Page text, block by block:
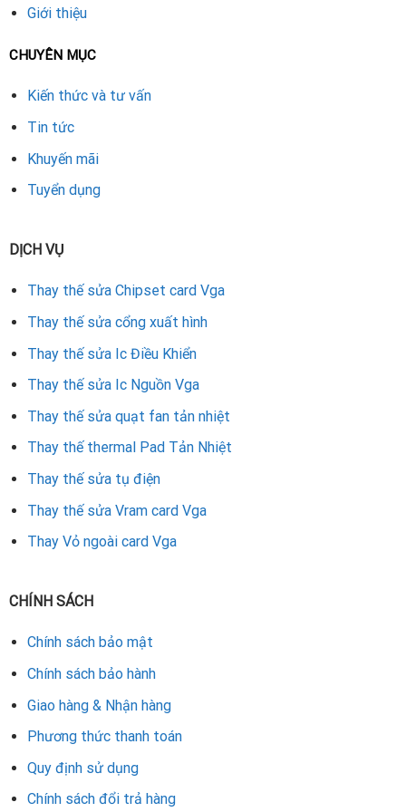
Việc thay tụ điện bo mạch card VGA GTX 1050 Ti đòi hỏi kỹ
Repair Card Vga, khách hàng hoàn toàn yên tâm về chất
dấu hiệu bất thường, hãy nhanh chóng liên hệ để được hỗ
trợ kịp thời.
Giới thiệu
CHUYÊN MỤC
Kiến thức và tư vấn
Tin tức
Khuyến mãi
Tuyển dụng
DỊCH VỤ
Thay thế sửa Chipset card Vga
Thay thế sửa cổng xuất hình
Thay thế sửa Ic Điều Khiển
Thay thế sửa Ic Nguồn Vga
Thay thế sửa quạt fan tản nhiệt
Thay thế thermal Pad Tản Nhiệt
Thay thế sửa tụ điện
Thay thế sửa Vram card Vga
Thay Vỏ ngoài card Vga
CHÍNH SÁCH
Chính sách bảo mật
Chính sách bảo hành
Giao hàng & Nhận hàng
Phương thức thanh toán
Quy định sử dụng
Chính sách đổi trả hàng